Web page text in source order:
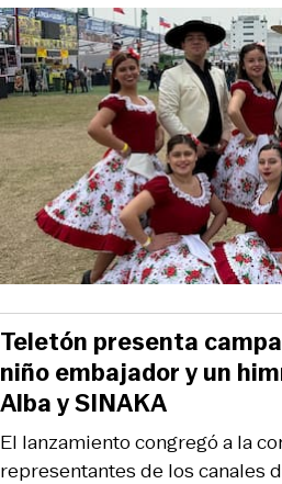
El lanzamiento congregó a la
representantes de los canales
Teletón presenta
niño embajador y un
Alba y SINAKA